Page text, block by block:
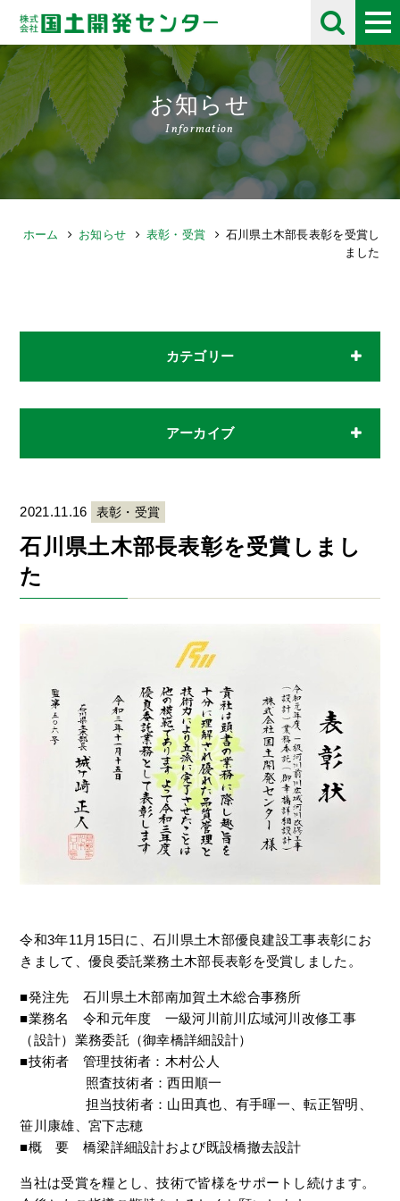
お知らせ
Information
ホーム お知らせ 表彰・受賞
石川県土木部長表彰を受賞し
ました
カテゴリー
アーカイブ
2021.11.16 表彰・受賞
石川県土木部長表彰を受賞しまし
た
令和3年11月15日に、石川県土木部優良建設工事表彰にお
きまして、優良委託業務土木部長表彰を受賞しました。
■発注先 石川県土木部南加賀土木総合事務所
■業務名 令和元年度 一級河川前川広域河川改修工事
（設計）業務委託（御幸橋詳細設計）
■技術者 管理技術者：木村公人
照査技術者：西田順一
担当技術者：山田真也、有手暉一、転正智明、
笹川康雄、宮下志穂
■概 要 橋梁詳細設計および既設橋撤去設計
当社は受賞を糧とし、技術で皆様をサポートし続けます。